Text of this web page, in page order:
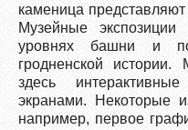
каменица
Музейные
уровнях башни и
гродненской истории.
здесь
экранами. Некоторые
например, первое